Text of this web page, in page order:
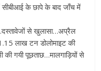
सीबीआई के छापे के बाद जाँच में
से खुलासा…अप्रैल
लाख टन डोलोमाइट की
की गयी पूछताछ…मालगाड़ियों से